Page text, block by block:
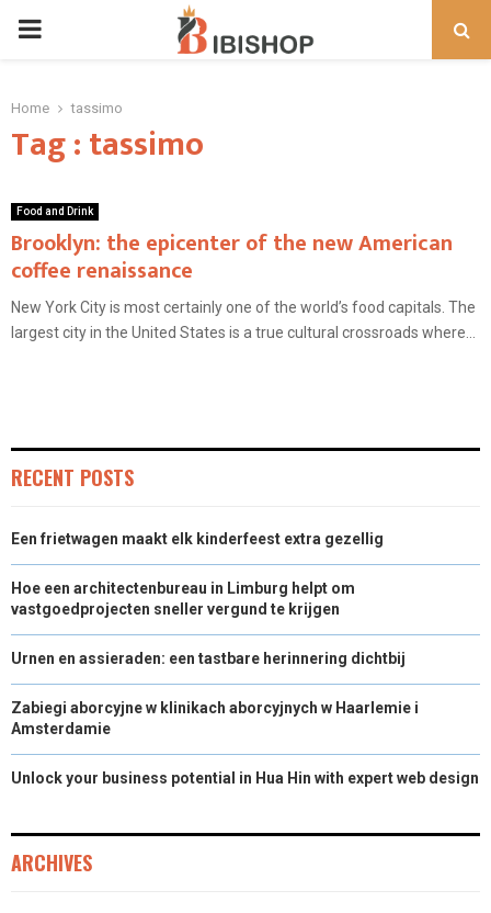
PRIMARY
Home tassimo
Tag : tassimo
Food and Drink
Brooklyn: the epicenter of the new American
coffee renaissance
New York City is most certainly one of the world’s food capitals. The
largest city in the United States is a true cultural crossroads where...
RECENT POSTS
Een frietwagen maakt elk kinderfeest extra gezellig
Hoe een architectenbureau in Limburg helpt om
vastgoedprojecten sneller vergund te krijgen
Urnen en assieraden: een tastbare herinnering dichtbij
Zabiegi aborcyjne w klinikach aborcyjnych w Haarlemie i
Amsterdamie
Unlock your business potential in Hua Hin with expert web design
ARCHIVES